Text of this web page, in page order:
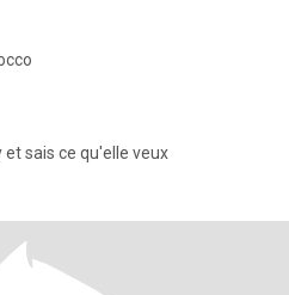
sérieuse sexy et sais ce qu'elle veux